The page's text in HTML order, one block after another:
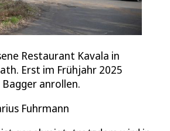
Restaurant Kavala in
Erst im Frühjahr 2025
anrollen.
Fuhrmann